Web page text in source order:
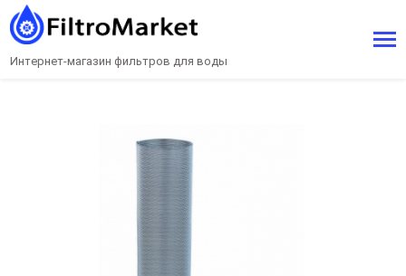
Интернет-магазин фильтров для воды